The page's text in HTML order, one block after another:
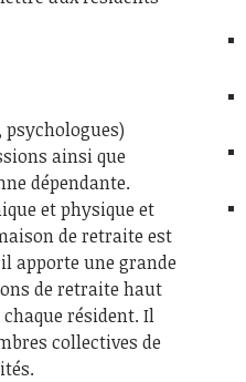
ainsi que
dépendante.
et physique et
de retraite est
apporte une grande
de retraite haut
résident. Il
collectives de